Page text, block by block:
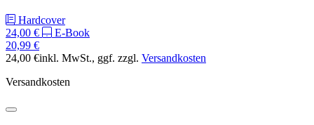
Hardcover
24,00 €
E-Book
20,99 €
24,00 €inkl. MwSt., ggf. zzgl. Versandkosten
Versandkosten